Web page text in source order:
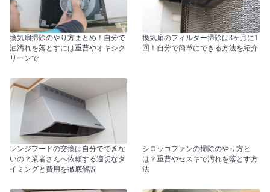
換気扇掃除のやり方まとめ！自分で
油汚れを落とすには重曹やオキシク
リーンで
換気扇のフィルター掃除は3ヶ月に1
回！自分で簡単にできる方法を紹介
レンジフードの交換は自分でできな
いの？業者さんへ依頼する適切なタ
イミングと費用を徹底解説
シロッコファンの掃除のやり方と
は？重曹やセスキで汚れを落とす方
法